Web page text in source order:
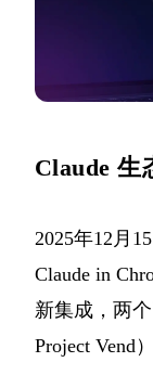
Claude 生
2025年12月
Claude in
新集成，两
Project Vend